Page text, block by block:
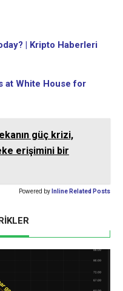
| Kripto Haberleri
at White House for
güç krizi,
erişimini bir
Powered by Inline Related Posts